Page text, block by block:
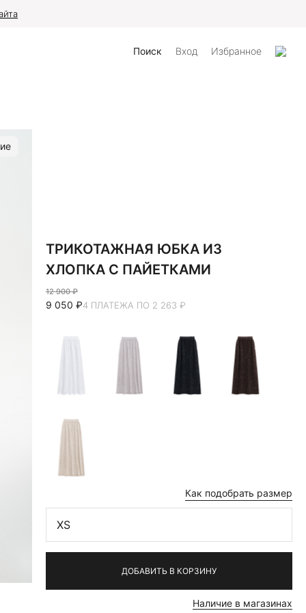
Поиск Вход Избранное
ТРИКОТАЖНАЯ ЮБКА ИЗ
ХЛОПКА С ПАЙЕТКАМИ
12 900 ₽
9 050 ₽4 ПЛАТЕЖА ПО 2 263 ₽
Как подобрать размер
XS
ДОБАВИТЬ В КОРЗИНУ
Наличие в магазинах